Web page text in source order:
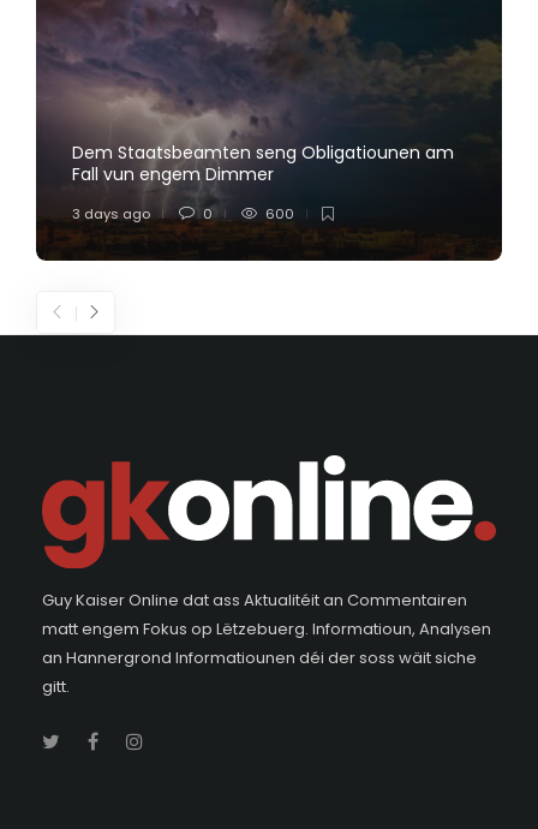
Dem Staatsbeamten seng Obligatiounen am
Fall vun engem Dimmer
3 days ago 0 600
Guy Kaiser Online dat ass Aktualitéit an Commentairen
matt engem Fokus op Lëtzebuerg. Informatioun, Analysen
an Hannergrond Informatiounen déi der soss wäit siche
gitt.